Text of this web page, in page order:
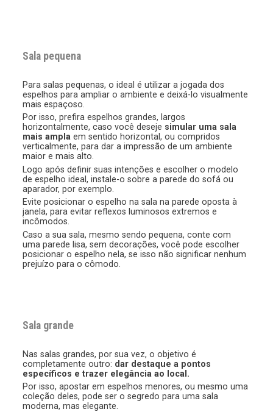
Sala pequena
Para salas pequenas, o ideal é utilizar a jogada dos
espelhos para ampliar o ambiente e deixá-lo visualmente
mais espaçoso.
Por isso, prefira espelhos grandes, largos
horizontalmente, caso você deseje simular uma sala
mais amplaem sentido horizontal, ou compridos
verticalmente, para dar a impressão de um ambiente
maior e mais alto.
Logo após definir suas intenções e escolher o modelo
de espelho ideal, instale-o sobre a parede do sofá ou
aparador, por exemplo.
Evite posicionar o espelho na sala na parede oposta à
janela, para evitar reflexos luminosos extremos e
incômodos.
Caso a sua sala, mesmo sendo pequena, conte com
uma parede lisa, sem decorações, você pode escolher
posicionar o espelho nela, se isso não significar nenhum
prejuízo para o cômodo.
Sala grande
Nas salas grandes, por sua vez, o objetivo é
completamente outro: dar destaque a pontos
específicos e trazer elegância ao local.
Por isso, apostar em espelhos menores, ou mesmo uma
coleção deles, pode ser o segredo para uma sala
moderna, mas elegante.